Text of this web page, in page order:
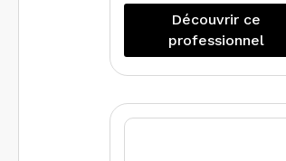
avec nos clients.
Découvrir ce
professionnel